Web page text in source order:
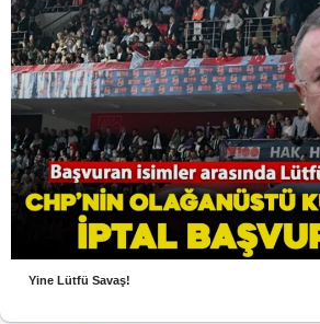
Yine Lütfü Savaş!